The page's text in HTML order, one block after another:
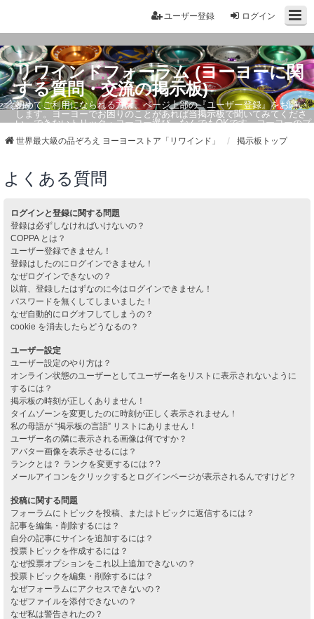
ログイン
ユーザー登録
リワインドフォーラム (ヨーヨーに関
する質問・交流の掲示板)
初めてご利用になられる方は、ページ上部の『ユーザー登録』をお願い
します。ヨーヨーでお困りのことがあれば当掲示板で聞いてみてくださ
い。できないトリック・ヨーヨー選び、なんでもOKです。ヨーヨーのプ
世界最大級の品ぞろえ ヨーヨーストア「リワインド」 掲示板トップ
よくある質問
ログインと登録に関する問題
登録は必ずしなければいけないの？
COPPA とは？
ユーザー登録できません！
登録はしたのにログインできません！
なぜログインできないの？
以前、登録したはずなのに今はログインできません！
パスワードを無くしてしまいました！
なぜ自動的にログオフしてしまうの？
cookie を消去したらどうなるの？
ユーザー設定
ユーザー設定のやり方は？
オンライン状態のユーザーとしてユーザー名をリストに表示されないように
するには？
掲示板の時刻が正しくありません！
タイムゾーンを変更したのに時刻が正しく表示されません！
私の母語が “掲示板の言語” リストにありません！
ユーザー名の隣に表示される画像は何ですか？
アバター画像を表示させるには？
ランクとは？ ランクを変更するには？?
メールアイコンをクリックするとログインページが表示されるんですけど？
投稿に関する問題
フォーラムにトピックを投稿、またはトピックに返信するには？
記事を編集・削除するには？
自分の記事にサインを追加するには？
投票トピックを作成するには？
なぜ投票オプションをこれ以上追加できないの？
投票トピックを編集・削除するには？
なぜフォーラムにアクセスできないの？
なぜファイルを添付できないの？
なぜ私は警告されたの？